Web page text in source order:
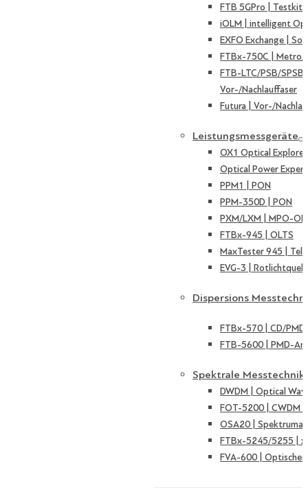
FTB 5GPro | Testkit
iOLM | intelligent
EXFO Exchange |
FTBx-750C | Metro/
FTB-LTC/PSB/SPSB
Vor-/Nachlauffaser
Futura | Vor-/
Leistungsmessgeräte
OX1 Optical Explorer
Optical Power Expert
PPM1 | PON
PPM-350D | PON
PXM/LXM | MPO-
FTBx-945 | OLTS
MaxTester 945 |
EVG-3 |
Dispersions
FTBx-570 | CD/
FTB-5600 | PMD-
Spektrale Messtechnik
DWDM | Optical
FOT-5200 | CWDM
OSA20 |
FTBx-5245/5255 |
FVA-600 | Optischer